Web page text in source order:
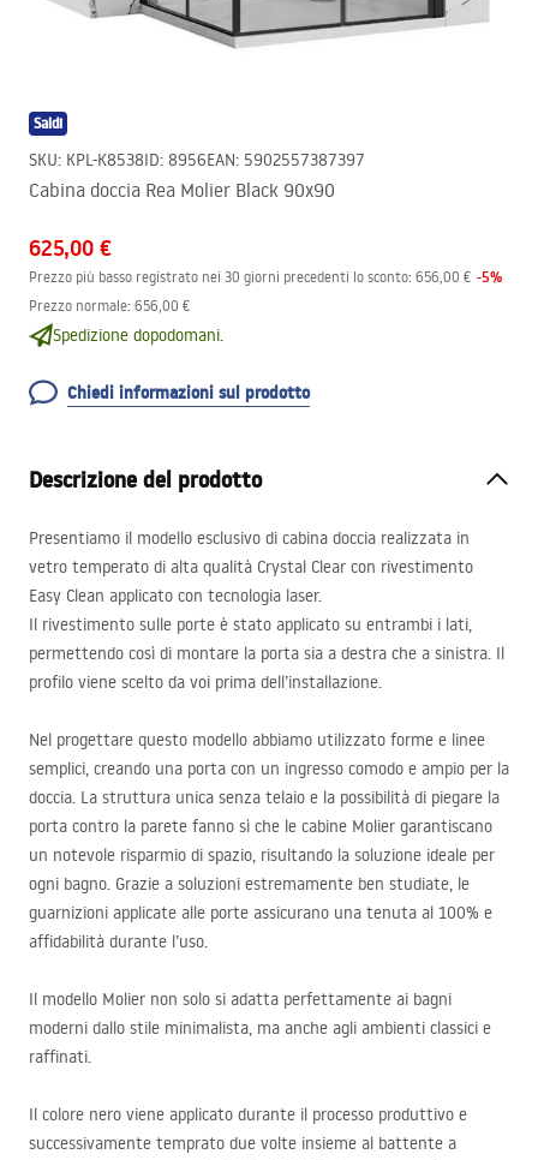
Saldi
SKU: KPL-K8538ID: 8956EAN: 5902557387397
Cabina doccia Rea Molier Black 90x90
625,00 €
Prezzo più basso registrato nei 30 giorni precedenti lo sconto: 656,00 € -5%
Prezzo normale: 656,00 €
Spedizione dopodomani.
Chiedi informazioni sul prodotto
Descrizione del prodotto
Presentiamo il modello esclusivo di cabina doccia realizzata in
vetro temperato di alta qualità Crystal Clear con rivestimento
Easy Clean applicato con tecnologia laser.
Il rivestimento sulle porte è stato applicato su entrambi i lati,
permettendo così di montare la porta sia a destra che a sinistra. Il
profilo viene scelto da voi prima dell’installazione.
Nel progettare questo modello abbiamo utilizzato forme e linee
semplici, creando una porta con un ingresso comodo e ampio per la
doccia. La struttura unica senza telaio e la possibilità di piegare la
porta contro la parete fanno sì che le cabine Molier garantiscano
un notevole risparmio di spazio, risultando la soluzione ideale per
ogni bagno. Grazie a soluzioni estremamente ben studiate, le
guarnizioni applicate alle porte assicurano una tenuta al 100% e
affidabilità durante l’uso.
Il modello Molier non solo si adatta perfettamente ai bagni
moderni dallo stile minimalista, ma anche agli ambienti classici e
raffinati.
Il colore nero viene applicato durante il processo produttivo e
successivamente temprato due volte insieme al battente a